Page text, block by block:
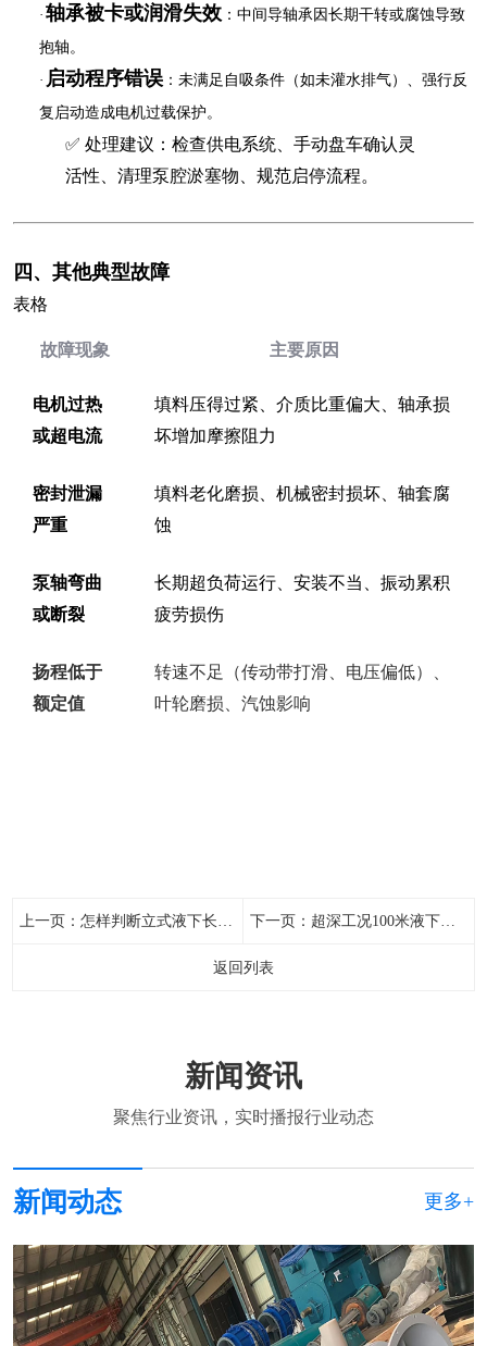
· 轴承被卡或润滑失效‌：中间导轴承因长期干转或腐蚀导致
抱轴。
· 启动程序错误‌：未满足自吸条件（如未灌水排气）、强行反
复启动造成电机过载保护。
✅ 处理建议：检查供电系统、手动盘车确认灵
活性、清理泵腔淤塞物、规范启停流程。
四、其他典型故障
表格
故障现象 主要原因
电机过热
或超电流
填料压得过紧、介质比重偏大、轴承损
坏增加摩擦阻力
密封泄漏
严重
填料老化磨损、机械密封损坏、轴套腐
蚀
泵轴弯曲
或断裂
长期超负荷运行、安装不当、振动累积
疲劳损伤
扬程低于
额定值
转速不足（传动带打滑、电压偏低）、
叶轮磨损、汽蚀影响
上一页： 怎样判断立式液下长轴泵的磨损程度？ 下一页： 超深工况100米液下深度超长的立式长轴泵的扬程如何计算？
返回列表
新闻资讯
聚焦行业资讯，实时播报行业动态
新闻动态 更多+